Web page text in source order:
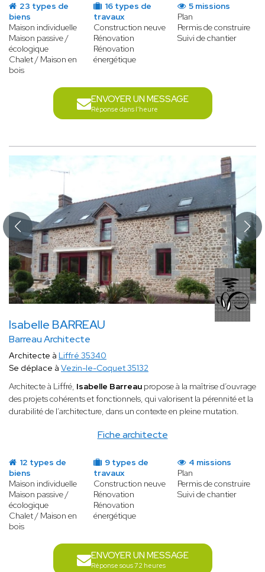
23 types de
biens
Maison individuelle
Maison passive /
écologique
Chalet / Maison en
bois
16 types de
travaux
Construction neuve
Rénovation
Rénovation
énergétique
5 missions
Plan
Permis de construire
Suivi de chantier
ENVOYER UN MESSAGE
Réponse dans l'heure
Isabelle BARREAU
Barreau Architecte
Fiche architecte
Architecte à Liffré 35340
Se déplace à Vezin-le-Coquet 35132
Architecte à Liffré, Isabelle Barreau propose à la maîtrise d’ouvrage
des projets cohérents et fonctionnels, qui valorisent la pérennité et la
durabilité de l’architecture, dans un contexte en pleine mutation.
12 types de
biens
Maison individuelle
Maison passive /
écologique
Chalet / Maison en
bois
9 types de
travaux
Construction neuve
Rénovation
Rénovation
énergétique
4 missions
Plan
Permis de construire
Suivi de chantier
ENVOYER UN MESSAGE
Réponse sous 72 heures